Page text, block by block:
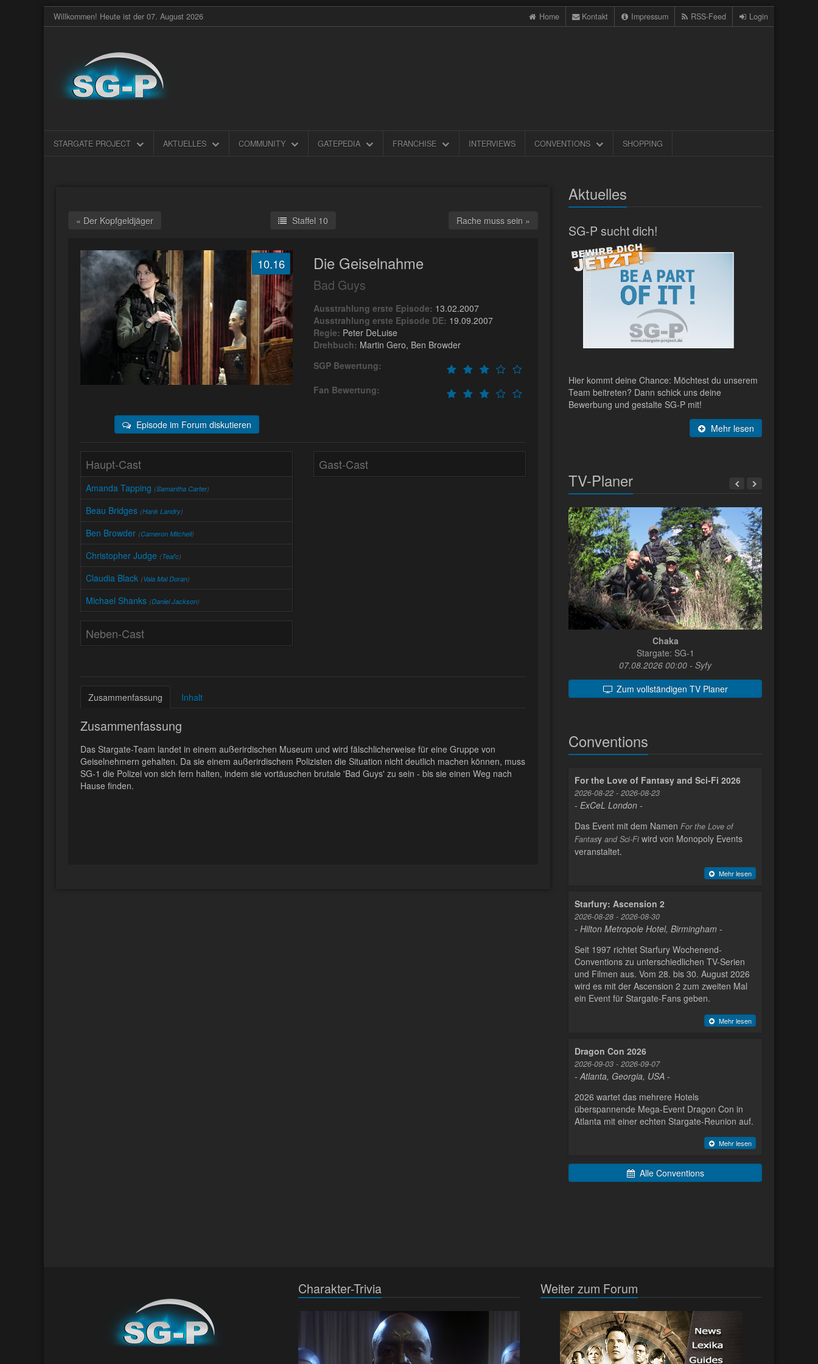
Willkommen! Heute ist der 07. August 2026 Home Kontakt Impressum RSS-Feed Login
STARGATE PROJECT AKTUELLES COMMUNITY GATEPEDIA FRANCHISE INTERVIEWS CONVENTIONS SHOPPING
« Der Kopfgeldjäger Staffel 10 Rache muss sein »
10.16
Episode im Forum diskutieren
Die Geiselnahme
Bad Guys
Ausstrahlung erste Episode: 13.02.2007
Ausstrahlung erste Episode DE: 19.09.2007
Regie: Peter DeLuise
Drehbuch: Martin Gero, Ben Browder
SGP Bewertung:
Fan Bewertung:
Haupt-Cast
Amanda Tapping (Samantha Carter)
Beau Bridges (Hank Landry)
Ben Browder (Cameron Mitchell)
Christopher Judge (Teal'c)
Claudia Black (Vala Mal Doran)
Michael Shanks (Daniel Jackson)
Neben-Cast
Gast-Cast
Zusammenfassung Inhalt
Zusammenfassung
Das Stargate-Team landet in einem außerirdischen Museum und wird fälschlicherweise für eine Gruppe von
Geiselnehmern gehalten. Da sie einem außerirdischem Polizisten die Situation nicht deutlich machen können, muss
SG-1 die Polizei von sich fern halten, indem sie vortäuschen brutale 'Bad Guys' zu sein - bis sie einen Weg nach
Hause finden.
Aktuelles
SG-P sucht dich!
Hier kommt deine Chance: Möchtest du unserem
Team beitreten? Dann schick uns deine
Bewerbung und gestalte SG-P mit!
Mehr lesen
TV-Planer
Chaka
Stargate: SG-1
07.08.2026 00:00 - Syfy
Zum vollständigen TV Planer
Conventions
For the Love of Fantasy and Sci-Fi 2026
2026-08-22 - 2026-08-23
- ExCeL London -
Das Event mit dem Namen For the Love of
Fantasy and Sci-Fi wird von Monopoly Events
veranstaltet.
Mehr lesen
Starfury: Ascension 2
2026-08-28 - 2026-08-30
- Hilton Metropole Hotel, Birmingham -
Seit 1997 richtet Starfury Wochenend-
Conventions zu unterschiedlichen TV-Serien
und Filmen aus. Vom 28. bis 30. August 2026
wird es mit der Ascension 2 zum zweiten Mal
ein Event für Stargate-Fans geben.
Mehr lesen
Dragon Con 2026
2026-09-03 - 2026-09-07
- Atlanta, Georgia, USA -
2026 wartet das mehrere Hotels
überspannende Mega-Event Dragon Con in
Atlanta mit einer echten Stargate-Reunion auf.
Mehr lesen
Alle Conventions
Charakter-Trivia Weiter zum Forum